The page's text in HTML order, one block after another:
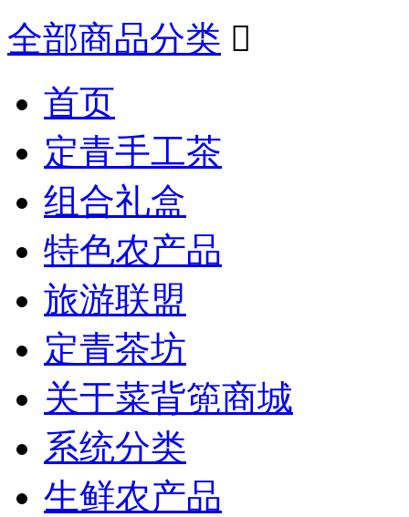
全部商品分类 
首页
定青手工茶
组合礼盒
特色农产品
旅游联盟
定青茶坊
关于菜背篼商城
系统分类
生鲜农产品